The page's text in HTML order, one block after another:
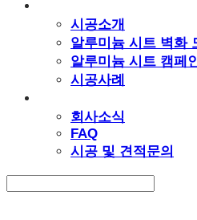
시공소개
알루미늄 시트 벽화
알루미늄 시트 캠페
시공사례
회사소식
FAQ
시공 및 견적문의